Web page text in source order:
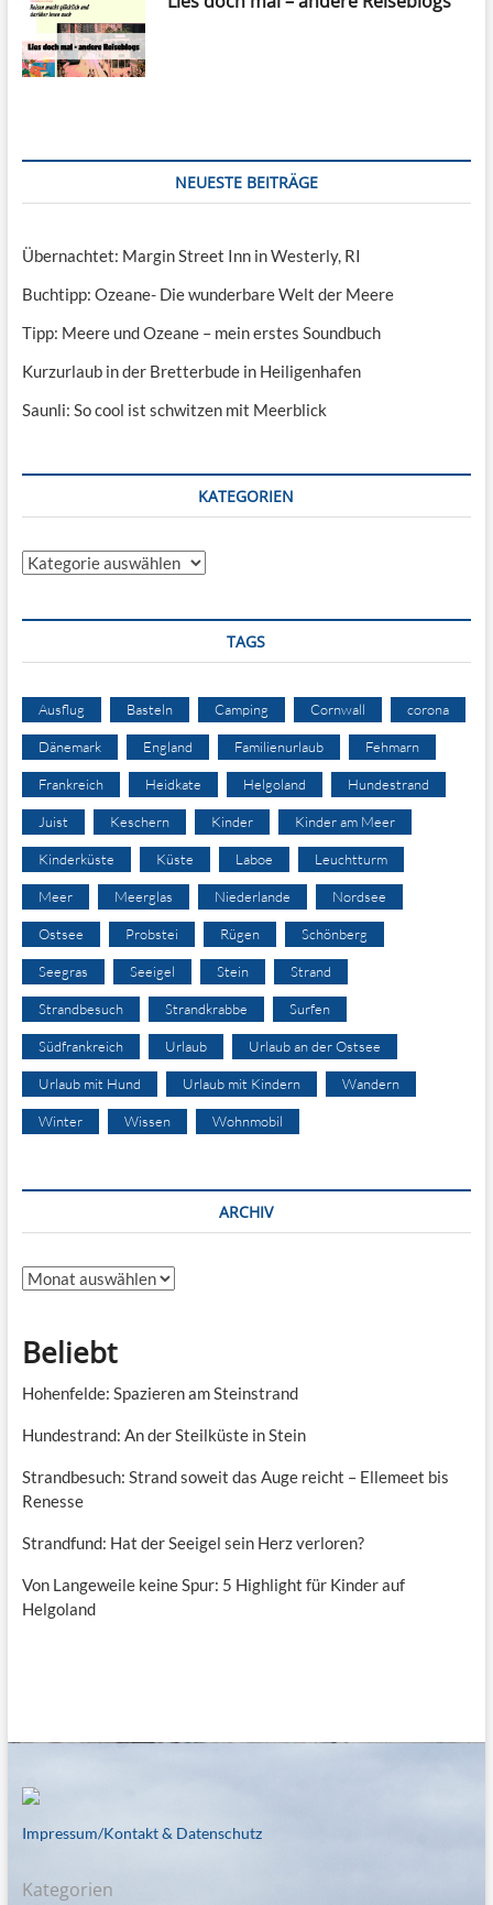
NEUESTE BEITRÄGE
Übernachtet: Margin Street Inn in Westerly, RI
Buchtipp: Ozeane- Die wunderbare Welt der Meere
Tipp: Meere und Ozeane – mein erstes Soundbuch
Kurzurlaub in der Bretterbude in Heiligenhafen
Saunli: So cool ist schwitzen mit Meerblick
KATEGORIEN
Kategorien
TAGS
Ausflug Basteln Camping Cornwall corona
Dänemark England Familienurlaub Fehmarn
Frankreich Heidkate Helgoland Hundestrand
Juist Keschern Kinder Kinder am Meer
Kinderküste Küste Laboe Leuchtturm
Meer Meerglas Niederlande Nordsee
Ostsee Probstei Rügen Schönberg
Seegras Seeigel Stein Strand
Strandbesuch Strandkrabbe Surfen
Südfrankreich Urlaub Urlaub an der Ostsee
Urlaub mit Hund Urlaub mit Kindern Wandern
Winter Wissen Wohnmobil
ARCHIV
Archiv
Beliebt
Hohenfelde: Spazieren am Steinstrand
Hundestrand: An der Steilküste in Stein
Strandbesuch: Strand soweit das Auge reicht – Ellemeet bis
Renesse
Strandfund: Hat der Seeigel sein Herz verloren?
Von Langeweile keine Spur: 5 Highlight für Kinder auf
Helgoland
Impressum/Kontakt & Datenschutz
Kategorien